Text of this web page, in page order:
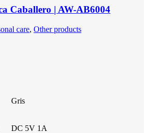
Caballero | AW-AB6004
care, Other products
Gris
DC 5V 1A